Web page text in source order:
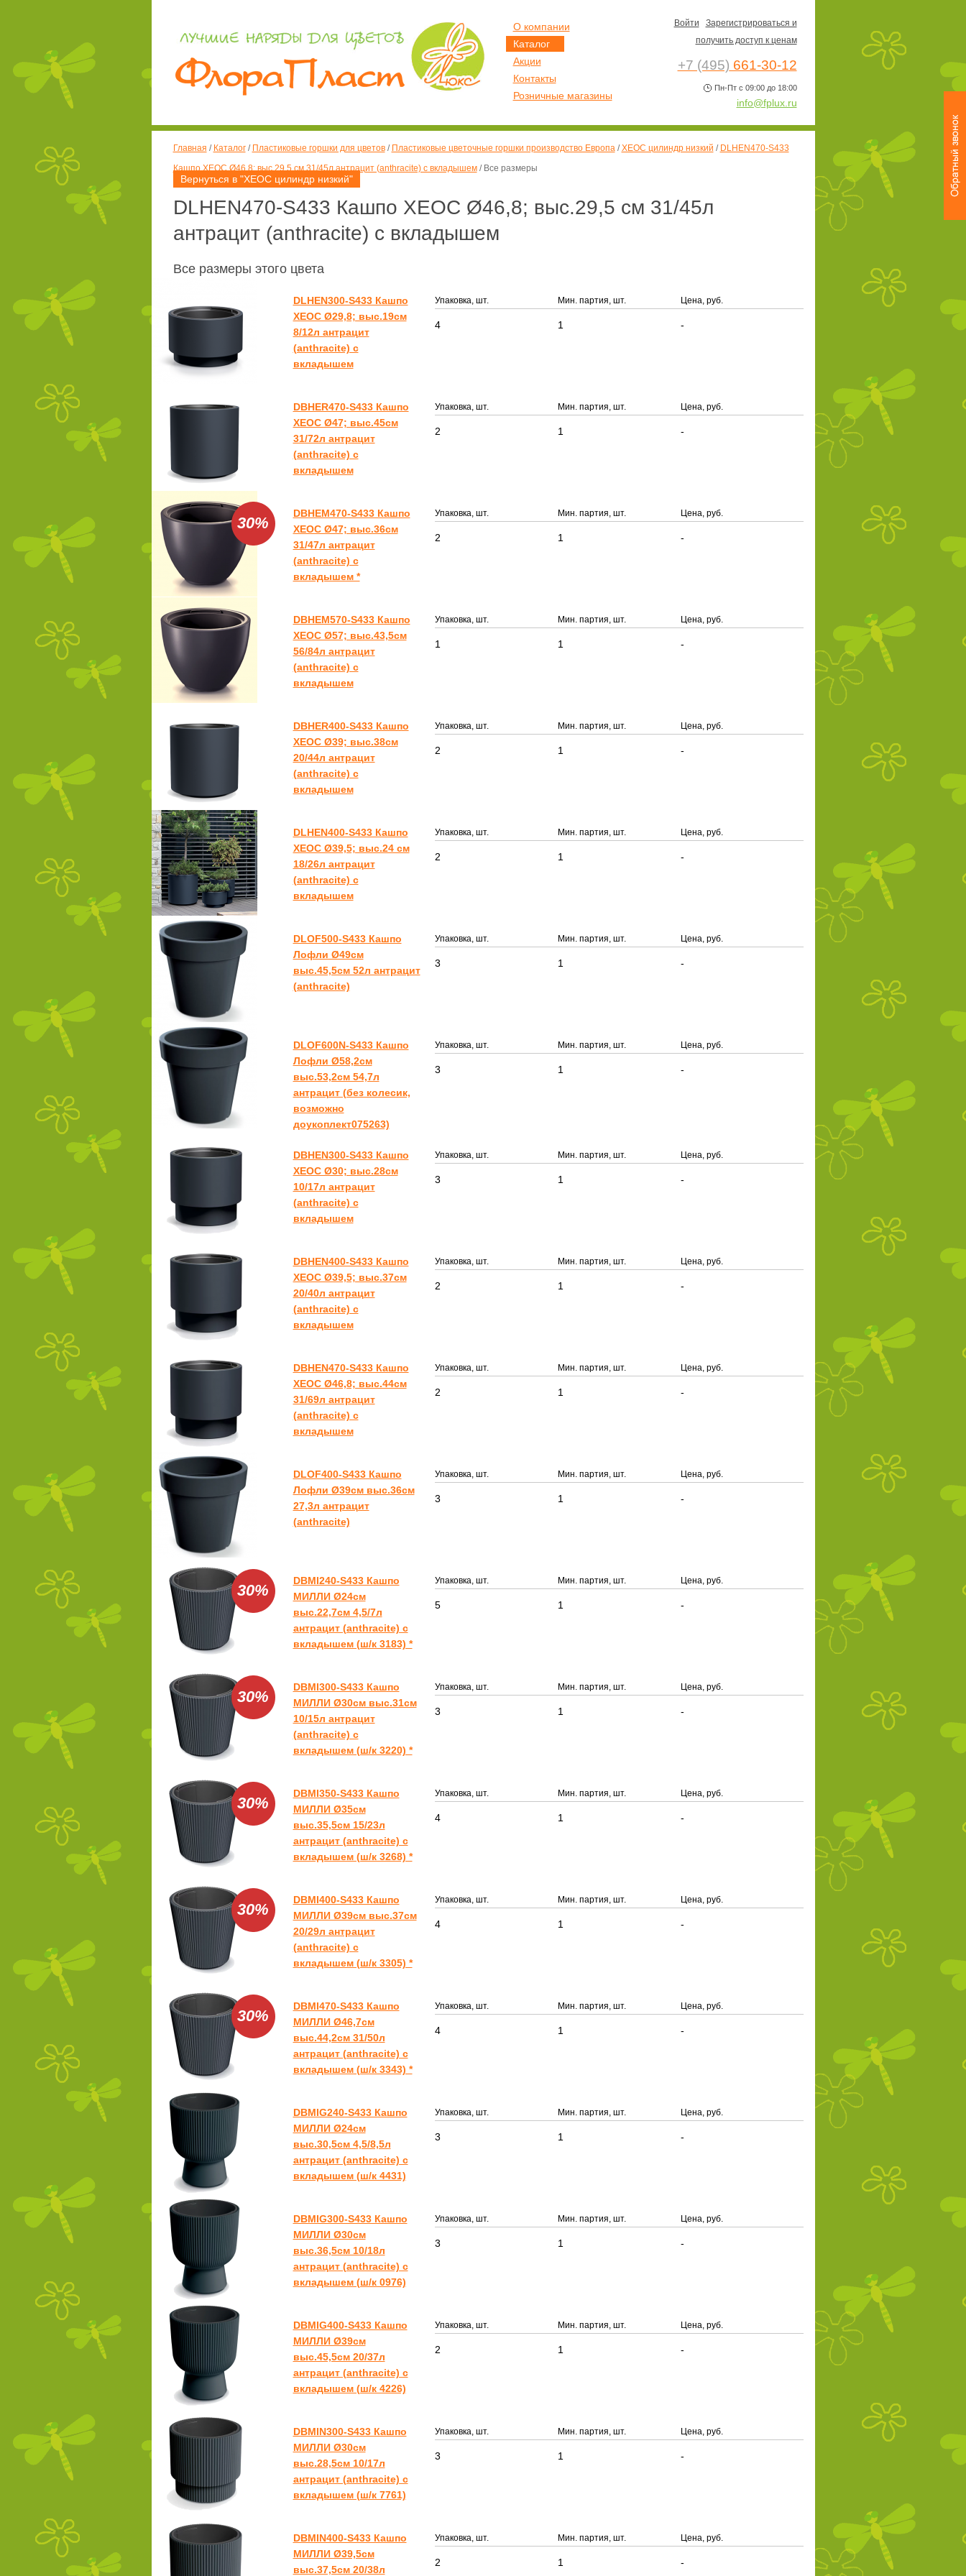
Главная / Каталог/ Пластиковые горшки для цветов/ Пластиковые цветочные горшки производство Европа/ХЕОС цилиндр низкий / DLHEN470-S433
Кашпо ХЕОС Ø46,8; выс.29,5 см 31/45л антрацит (anthracite) с вкладышем/ Все размеры
Вернуться в "ХЕОС цилиндр низкий"
DLHEN470-S433 Кашпо ХЕОС Ø46,8; выс.29,5 см 31/45л
антрацит (anthracite) с вкладышем
Все размеры этого цвета
DLHEN300-S433 Кашпо
ХЕОС Ø29,8; выс.19см
8/12л антрацит
(anthracite) с
вкладышем
Упаковка, шт. Мин. партия, шт. Цена, руб.
4 1 -
DBHER470-S433 Кашпо
ХЕОС Ø47; выс.45см
31/72л антрацит
(anthracite) с
вкладышем
Упаковка, шт. Мин. партия, шт. Цена, руб.
2 1 -
30%
DBHEM470-S433 Кашпо
ХЕОС Ø47; выс.36см
31/47л антрацит
(anthracite) с
вкладышем *
Упаковка, шт. Мин. партия, шт. Цена, руб.
2 1 -
DBHEM570-S433 Кашпо
ХЕОС Ø57; выс.43,5см
56/84л антрацит
(anthracite) с
вкладышем
Упаковка, шт. Мин. партия, шт. Цена, руб.
1 1 -
DBHER400-S433 Кашпо
ХЕОС Ø39; выс.38см
20/44л антрацит
(anthracite) с
вкладышем
Упаковка, шт. Мин. партия, шт. Цена, руб.
2 1 -
DLHEN400-S433 Кашпо
ХЕОС Ø39,5; выс.24 см
18/26л антрацит
(anthracite) с
вкладышем
Упаковка, шт. Мин. партия, шт. Цена, руб.
2 1 -
DLOF500-S433 Кашпо
Лофли Ø49см
выс.45,5см 52л антрацит
(anthracite)
Упаковка, шт. Мин. партия, шт. Цена, руб.
3 1 -
DLOF600N-S433 Кашпо
Лофли Ø58,2см
выс.53,2см 54,7л
антрацит (без колесик,
возможно
доукоплект075263)
Упаковка, шт. Мин. партия, шт. Цена, руб.
3 1 -
DBHEN300-S433 Кашпо
ХЕОС Ø30; выс.28см
10/17л антрацит
(anthracite) с
вкладышем
Упаковка, шт. Мин. партия, шт. Цена, руб.
3 1 -
DBHEN400-S433 Кашпо
ХЕОС Ø39,5; выс.37см
20/40л антрацит
(anthracite) с
вкладышем
Упаковка, шт. Мин. партия, шт. Цена, руб.
2 1 -
DBHEN470-S433 Кашпо
ХЕОС Ø46,8; выс.44см
31/69л антрацит
(anthracite) с
вкладышем
Упаковка, шт. Мин. партия, шт. Цена, руб.
2 1 -
DLOF400-S433 Кашпо
Лофли Ø39см выс.36см
27,3л антрацит
(anthracite)
Упаковка, шт. Мин. партия, шт. Цена, руб.
3 1 -
30%
DBMI240-S433 Кашпо
МИЛЛИ Ø24см
выс.22,7см 4,5/7л
антрацит (anthracite) с
вкладышем (ш/к 3183) *
Упаковка, шт. Мин. партия, шт. Цена, руб.
5 1 -
30%
DBMI300-S433 Кашпо
МИЛЛИ Ø30см выс.31см
10/15л антрацит
(anthracite) с
вкладышем (ш/к 3220) *
Упаковка, шт. Мин. партия, шт. Цена, руб.
3 1 -
30%
DBMI350-S433 Кашпо
МИЛЛИ Ø35см
выс.35,5см 15/23л
антрацит (anthracite) с
вкладышем (ш/к 3268) *
Упаковка, шт. Мин. партия, шт. Цена, руб.
4 1 -
30%
DBMI400-S433 Кашпо
МИЛЛИ Ø39см выс.37см
20/29л антрацит
(anthracite) с
вкладышем (ш/к 3305) *
Упаковка, шт. Мин. партия, шт. Цена, руб.
4 1 -
30%
DBMI470-S433 Кашпо
МИЛЛИ Ø46,7см
выс.44,2см 31/50л
антрацит (anthracite) с
вкладышем (ш/к 3343) *
Упаковка, шт. Мин. партия, шт. Цена, руб.
4 1 -
DBMIG240-S433 Кашпо
МИЛЛИ Ø24см
выс.30,5см 4,5/8,5л
антрацит (anthracite) с
вкладышем (ш/к 4431)
Упаковка, шт. Мин. партия, шт. Цена, руб.
3 1 -
DBMIG300-S433 Кашпо
МИЛЛИ Ø30см
выс.36,5см 10/18л
антрацит (anthracite) с
вкладышем (ш/к 0976)
Упаковка, шт. Мин. партия, шт. Цена, руб.
3 1 -
DBMIG400-S433 Кашпо
МИЛЛИ Ø39см
выс.45,5см 20/37л
антрацит (anthracite) с
вкладышем (ш/к 4226)
Упаковка, шт. Мин. партия, шт. Цена, руб.
2 1 -
DBMIN300-S433 Кашпо
МИЛЛИ Ø30см
выс.28,5см 10/17л
антрацит (anthracite) с
вкладышем (ш/к 7761)
Упаковка, шт. Мин. партия, шт. Цена, руб.
3 1 -
DBMIN400-S433 Кашпо
МИЛЛИ Ø39,5см
выс.37,5см 20/38л
Упаковка, шт. Мин. партия, шт. Цена, руб.
2 1 -
О компании
Каталог
Акции
Контакты
Розничные магазины
Войти
Зарегистрироваться и
получить доступ к ценам
+7 (495) 661-30-12
Пн-Пт с 09:00 до 18:00
info@fplux.ru